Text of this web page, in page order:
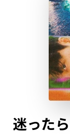
迷った